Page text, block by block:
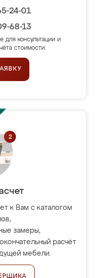
24-01
68-13
для консультации и
стоимости.
к Вам с каталогом
замеры,
расчёт
мебели.